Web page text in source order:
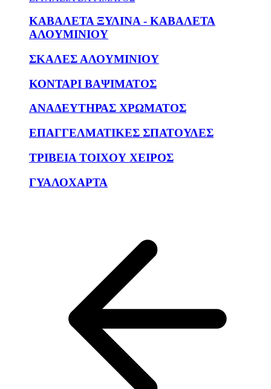
ΚΑΒΑΛΕΤΑ ΞΥΛΙΝΑ - ΚΑΒΑΛΕΤΑ
ΑΛΟΥΜΙΝΙΟΥ
ΣΚΑΛΕΣ ΑΛΟΥΜΙΝΙΟΥ
ΚΟΝΤΑΡΙ ΒΑΨΙΜΑΤΟΣ
ΑΝΑΔΕΥΤΗΡΑΣ ΧΡΩΜΑΤΟΣ
ΕΠΑΓΓΕΛΜΑΤΙΚΕΣ ΣΠΑΤΟΥΛΕΣ
ΤΡΙΒΕΙΑ ΤΟΙΧΟΥ ΧΕΙΡΟΣ
ΓΥΑΛΟΧΑΡΤΑ